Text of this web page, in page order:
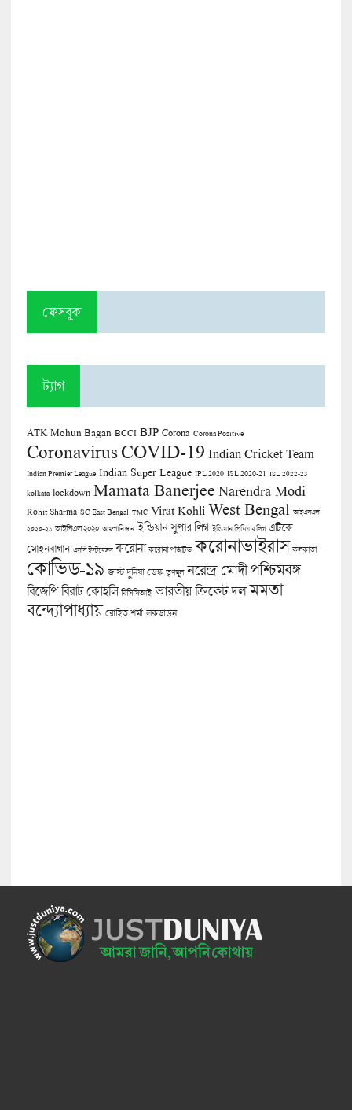
ফেসবুক
ট্যাগ
ATK Mohun Bagan BCCI BJP Corona Corona Positive
CoronavirusCOVID-19 Indian Cricket Team
Indian Premier League Indian Super League IPL 2020 ISL 2020-21 ISL 2022-23
kolkata lockdown Mamata Banerjee Narendra Modi
Rohit Sharma SC East Bengal TMC Virat Kohli West Bengal আইএসএল
২০২০-২১ আইপিএল ২০২০ আফগানিস্তান ইন্ডিয়ান সুপার লিগ ইন্ডিয়ান প্রিমিয়ার লিগ এটিকে
মোহনবাগান এসসি ইস্টবেঙ্গল করোনা করোনা পজিটিভ করোনাভাইরাস কলকাতা
কোভিড-১৯ জাস্ট দুনিয়া ডেস্ক তৃণমূল নরেন্দ্র মোদী পশ্চিমবঙ্গ
বিজেপি বিরাট কোহলি বিসিসিআই ভারতীয় ক্রিকেট দল মমতা
বন্দ্যোপাধ্যায় রোহিত শর্মা লকডাউন